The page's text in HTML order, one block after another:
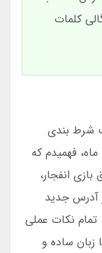
کلمات
در سایت شرط بندی
اکسید بت ثبت نام کردم. پس از گذشت ۱۸ ماه، فهمیدم که
انفجار،
آدرس جدید
تمام نکات عملی
زبان ساده و